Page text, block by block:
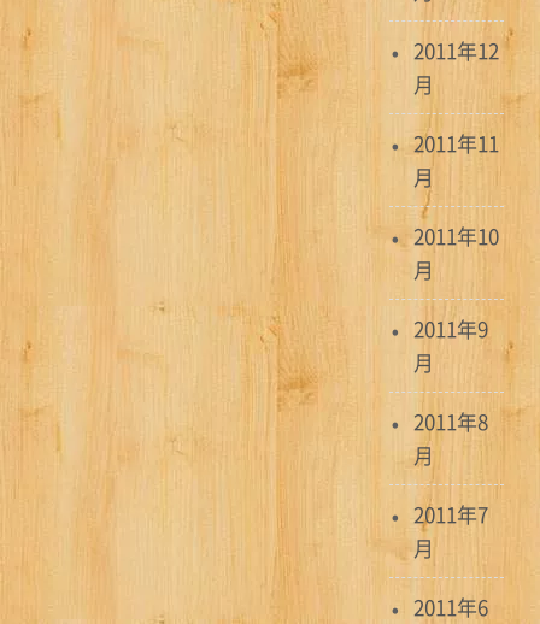
2011年12
月
2011年11
月
2011年10
月
2011年9
月
2011年8
月
2011年7
月
2011年6